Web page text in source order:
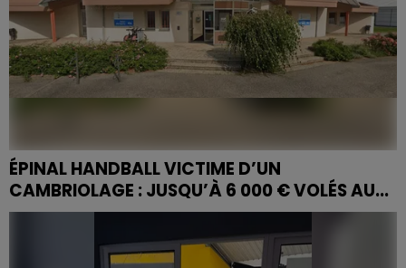
ÉPINAL HANDBALL VICTIME D’UN
CAMBRIOLAGE : JUSQU’À 6 000 € VOLÉS AU...
Le président du club spinalien, Franck Daval, s'est
confié au micro de Magnum La Radio.